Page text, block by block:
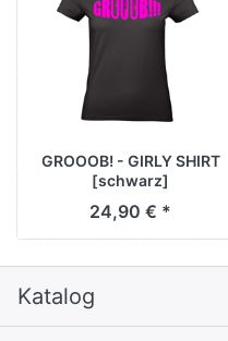
GROOOB! - GIRLY SHIRT
[schwarz]
24,90 € *
Katalog